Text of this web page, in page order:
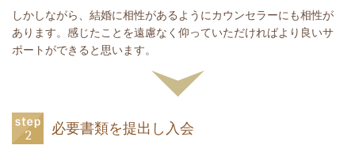
しかしながら、結婚に相性があるようにカウンセラーにも相性が
あります。感じたことを遠慮なく仰っていただければより良いサ
ポートができると思います。
必要書類を提出し入会